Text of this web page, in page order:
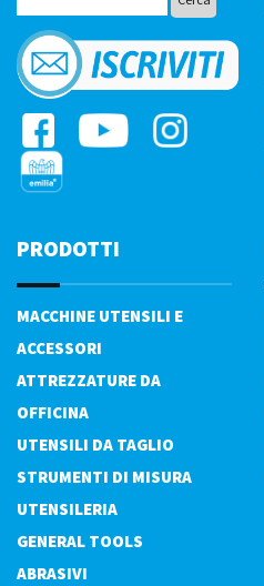
PRODOTTI
MACCHINE UTENSILI E
ACCESSORI
ATTREZZATURE DA
OFFICINA
UTENSILI DA TAGLIO
STRUMENTI DI MISURA
UTENSILERIA
GENERAL TOOLS
ABRASIVI